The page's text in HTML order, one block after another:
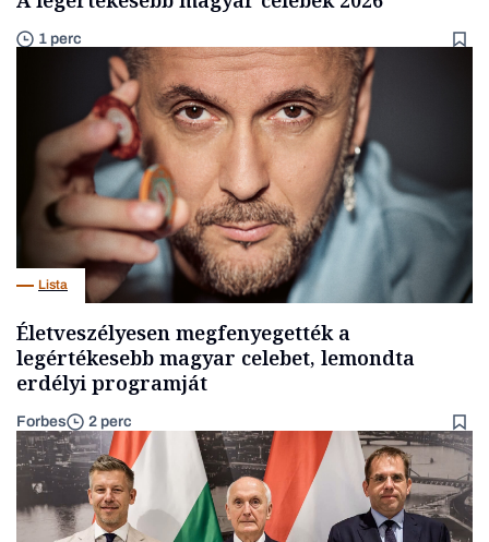
1 perc
Lista
Életveszélyesen megfenyegették a
legértékesebb magyar celebet, lemondta
erdélyi programját
Forbes 2 perc